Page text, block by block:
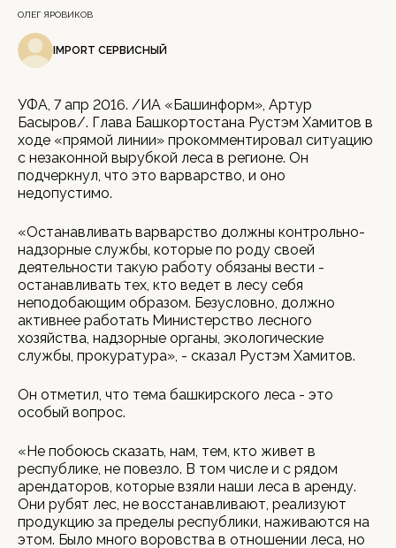
ОЛЕГ ЯРОВИКОВ
IMPORT СЕРВИСНЫЙ
УФА, 7 апр 2016. /ИА «Башинформ», Артур
Басыров/. Глава Башкортостана Рустэм Хамитов в
ходе «прямой линии» прокомментировал ситуацию
с незаконной вырубкой леса в регионе. Он
подчеркнул, что это варварство, и оно
недопустимо.
«Останавливать варварство должны контрольно-
надзорные службы, которые по роду своей
деятельности такую работу обязаны вести -
останавливать тех, кто ведет в лесу себя
неподобающим образом. Безусловно, должно
активнее работать Министерство лесного
хозяйства, надзорные органы, экологические
службы, прокуратура», - сказал Рустэм Хамитов.
Он отметил, что тема башкирского леса - это
особый вопрос.
«Не побоюсь сказать, нам, тем, кто живет в
республике, не повезло. В том числе и с рядом
арендаторов, которые взяли наши леса в аренду.
Они рубят лес, не восстанавливают, реализуют
продукцию за пределы республики, наживаются на
этом. Было много воровства в отношении леса, но